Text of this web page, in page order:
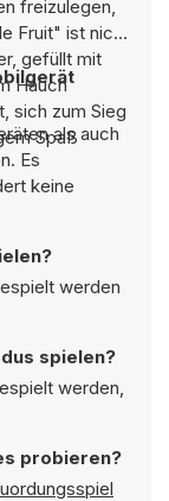
freizulegen,
Fruit" ist nicht
gefüllt mit
Hauch
sich zum Sieg
Spaß
als auch
Es
keine
werden
spielen?
werden,
probieren?